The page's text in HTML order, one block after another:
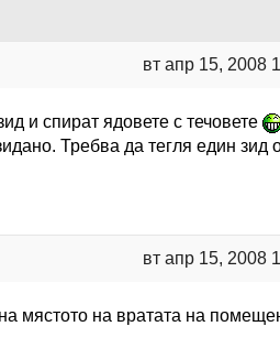
вт апр 15, 2008
и спират ядовете с течовете
Требва да тегля един зид
вт апр 15, 2008
мястото на вратата на